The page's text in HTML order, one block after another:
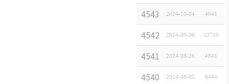
4543 [연구보고서 ] 일본
2024-10-04 4641
4542 [연구보고서]
2024-09-06 12719
4541 [연구보고서 ] 일본
2024-08-26 4841
4540 [연구보고서 ] (한
2024-08-05 8444